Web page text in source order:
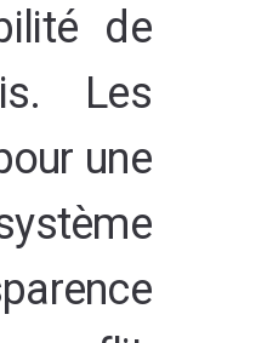
de
Les
une